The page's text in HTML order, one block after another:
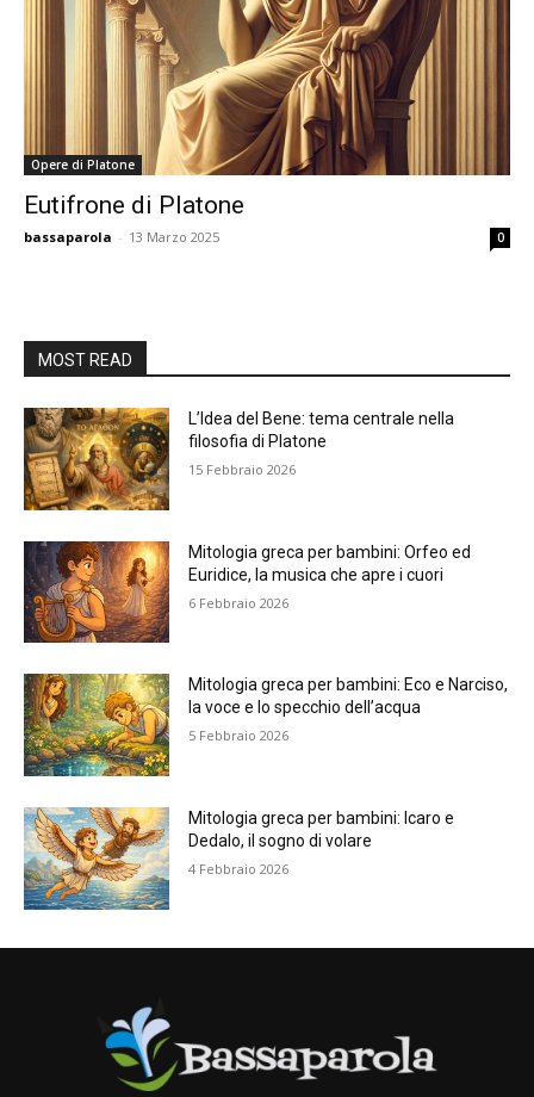
Opere di Platone
Eutifrone di Platone
bassaparola - 13 Marzo 2025 0
MOST READ
L’Idea del Bene: tema centrale nella
filosofia di Platone
15 Febbraio 2026
Mitologia greca per bambini: Orfeo ed
Euridice, la musica che apre i cuori
6 Febbraio 2026
Mitologia greca per bambini: Eco e Narciso,
la voce e lo specchio dell’acqua
5 Febbraio 2026
Mitologia greca per bambini: Icaro e
Dedalo, il sogno di volare
4 Febbraio 2026